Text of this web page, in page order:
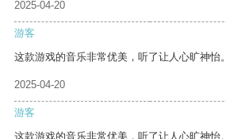
2025-04-20
游客
这款游戏的音乐非常优美，听了让人心旷神怡。
2025-04-20
游客
这款游戏的音乐非常优美，听了让人心旷神怡。